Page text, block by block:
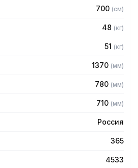
сталь AISI430
каждой ванны: 600 х 600 х 450 мм
700 (см)
48 (кг)
51 (кг)
1370 (мм)
780 (мм)
710 (мм)
Россия
365
4533